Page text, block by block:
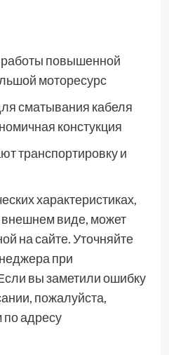
работы повышенной
моторесурс
сматывания кабеля
констукция
транспортировку и
характеристиках,
внешнем виде, может
на сайте. Уточняйте
при
вы заметили ошибку
пожалуйста,
адресу